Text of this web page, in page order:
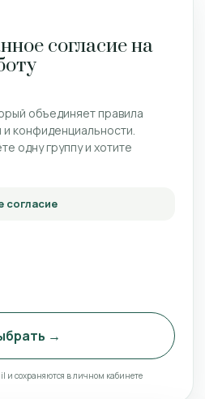
согласие на
объединяет правила
конфиденциальности.
одну группу и хотите
согласие
→
и сохраняются в личном кабинете